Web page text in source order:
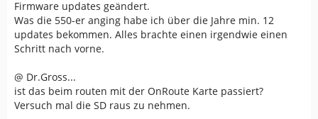
Firmware updates geändert.
Was die 550-er anging habe ich über die Jahre min. 12
updates bekommen. Alles brachte einen irgendwie einen
Schritt nach vorne.
@ Dr.Gross...
ist das beim routen mit der OnRoute Karte passiert?
Versuch mal die SD raus zu nehmen.